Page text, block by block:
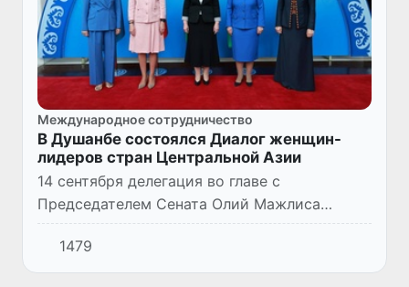
Международное сотрудничество
В Душанбе состоялся Диалог женщин-
лидеров стран Центральной Азии
14 сентября делегация во главе с
Председателем Сената Олий Мажлиса
Республики Узбекистан Танзилой Нарбаевой
приняла участие во внеочередном заседании
Диалога женщин-лидеров стран Ц...
1479